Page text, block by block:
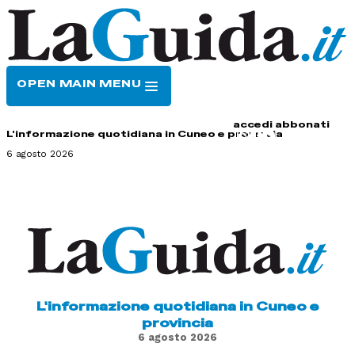
OPEN MAIN MENU
accedi abbonati
L'informazione quotidiana in Cuneo e provincia
6 agosto 2026
L'informazione quotidiana in Cuneo e
provincia
6 agosto 2026